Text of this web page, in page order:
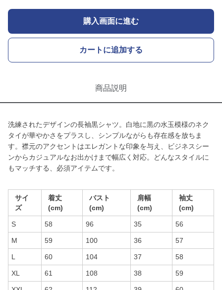
購入画面に進む
カートに追加する
商品説明
洗練されたデザインの長袖黒シャツ。白地に黒の水玉模様のネク
タイが華やかさをプラスし、シンプルながらも存在感を放ちま
す。襟元のアクセントはエレガントな印象を与え、ビジネスシー
ンからカジュアルなお出かけまで幅広く対応。どんなスタイルに
もマッチする、必須アイテムです。
サイ
ズ
着丈
(cm)
バスト
(cm)
肩幅
(cm)
袖丈
(cm)
S 58 96 35 56
M 59 100 36 57
L 60 104 37 58
XL 61 108 38 59